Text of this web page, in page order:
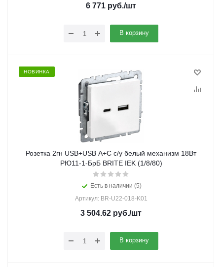
6 771 руб./шт
В корзину
НОВИНКА
Розетка 2гн USB+USB A+C с/у белый механизм 18Вт
РЮ11-1-БрБ BRITE IEK (1/8/80)
Есть в наличии (5)
Артикул: BR-U22-018-K01
3 504.62 руб./шт
В корзину